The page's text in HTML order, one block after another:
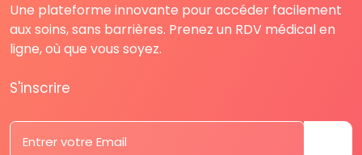
Une plateforme innovante pour accéder facilement
aux soins, sans barrières. Prenez un RDV médical en
ligne, où que vous soyez.
S'inscrire